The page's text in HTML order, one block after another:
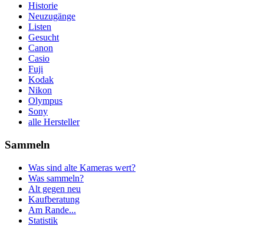
Historie
Neuzugänge
Listen
Gesucht
Canon
Casio
Fuji
Kodak
Nikon
Olympus
Sony
alle Hersteller
Sammeln
Was sind alte Kameras wert?
Was sammeln?
Alt gegen neu
Kaufberatung
Am Rande...
Statistik